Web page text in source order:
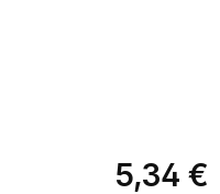
Regulärer
5,34 €